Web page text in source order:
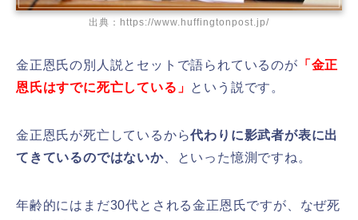
出典：https://www.huffingtonpost.jp/
金正恩氏の別人説とセットで語られているのが 「 金正
恩氏はすでに死亡している」 という説です。
金正恩氏が死亡しているから代わりに影武者が表に出
てきているのではないか、といった憶測ですね。
年齢的にはまだ30代とされる金正恩氏ですが、なぜ死